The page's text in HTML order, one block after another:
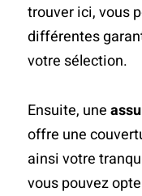
trouver ici, vous
différentes
votre sélection.
Ensuite, une
offre une
ainsi votre
vous pouvez